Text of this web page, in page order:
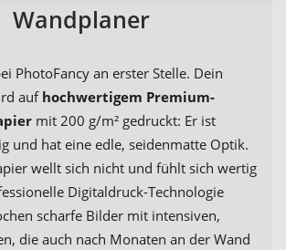
Wandplaner
PhotoFancy an erster Stelle. Dein
aufhochwertigem Premium-
mit 200 g/m² gedruckt: Er ist
und hat eine edle, seidenmatte Optik.
wellt sich nicht und fühlt sich wertig
Digitaldruck-Technologie
scharfe Bilder mit intensiven,
die auch nach Monaten an der Wand